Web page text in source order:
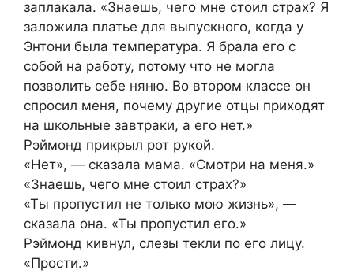
заплакала. «Знаешь, чего мне стоил страх? Я
заложила платье для выпускного, когда у
Энтони была температура. Я брала его с
собой на работу, потому что не могла
позволить себе няню. Во втором классе он
спросил меня, почему другие отцы приходят
на школьные завтраки, а его нет.»
Рэймонд прикрыл рот рукой.
«Нет», — сказала мама. «Смотри на меня.»
«Знаешь, чего мне стоил страх?»
«Ты пропустил не только мою жизнь», —
сказала она. «Ты пропустил его.»
Рэймонд кивнул, слезы текли по его лицу.
«Прости.»